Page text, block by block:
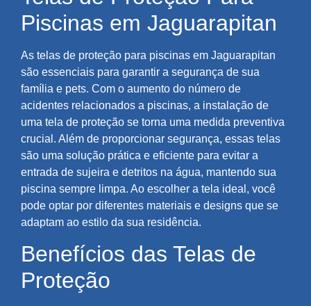
Piscinas em Jaguarapitan
As telas de proteção para piscinas em Jaguarapitan
são essenciais para garantir a segurança de sua
família e pets. Com o aumento do número de
acidentes relacionados a piscinas, a instalação de
uma tela de proteção se torna uma medida preventiva
crucial. Além de proporcionar segurança, essas telas
são uma solução prática e eficiente para evitar a
entrada de sujeira e detritos na água, mantendo sua
piscina sempre limpa. Ao escolher a tela ideal, você
pode optar por diferentes materiais e designs que se
adaptam ao estilo da sua residência.
Benefícios das Telas de
Proteção